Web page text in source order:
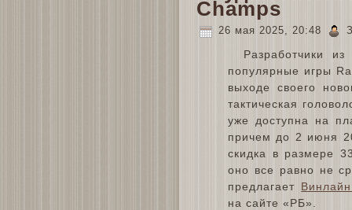
Champs
26 мая 2025, 20:48
Разработчики
популярные игры
выходе своего
тактическая
уже доступна на
причем до 2 июня
скидка в размере
оно все равно не
предлагает
на сайте «РБ».